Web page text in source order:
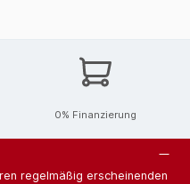
0% Finanzierung
regelmäßig erscheinenden